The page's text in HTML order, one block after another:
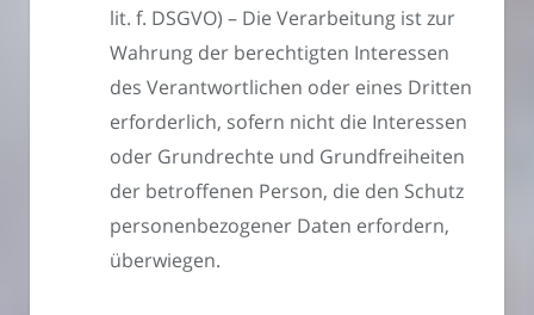
lit. f. DSGVO) – Die Verarbeitung ist zur
Wahrung der berechtigten Interessen
des Verantwortlichen oder eines Dritten
erforderlich, sofern nicht die Interessen
oder Grundrechte und Grundfreiheiten
der betroffenen Person, die den Schutz
personenbezogener Daten erfordern,
überwiegen.